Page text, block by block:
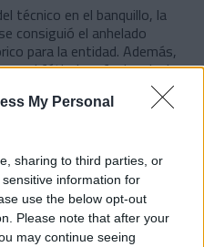
My Personal
sharing to third parties, or
information for
use the below opt-out
Please note that after your
may continue seeing
técnico en el banquillo, la
consiguió el anhelado
para la entidad. Además,
en el fútbol profesional, el
con una excelente
resultados que, este año, a
no han podido mantener,
quiere agradecer el trabajo y
Jon López, el
Marigorta y el analista